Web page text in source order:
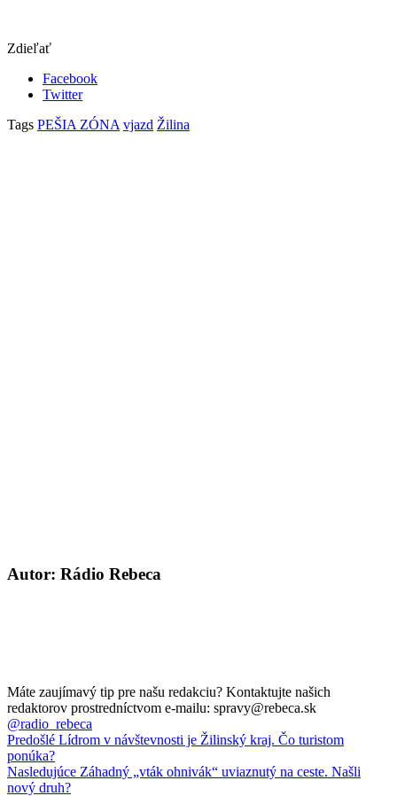
Zdieľať
Facebook
Twitter
Tags PEŠIA ZÓNA vjazd Žilina
Autor: Rádio Rebeca
Máte zaujímavý tip pre našu redakciu? Kontaktujte našich
redaktorov prostredníctvom e-mailu: spravy@rebeca.sk
@radio_rebeca
Predošlé Lídrom v návštevnosti je Žilinský kraj. Čo turistom
ponúka?
Nasledujúce Záhadný „vták ohnivák“ uviaznutý na ceste. Našli
nový druh?